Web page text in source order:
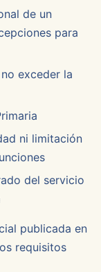
de un
para
exceder la
ni limitación
del servicio
publicada en
requisitos